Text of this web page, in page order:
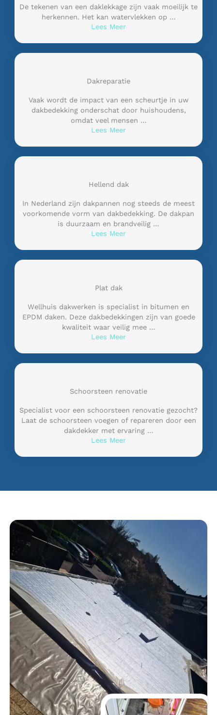
De tekenen van een daklekkage zijn vaak moeilijk te
herkennen. Het kan watervlekken op …
Lees Meer
Dakreparatie
Vaak wordt de impact van een scheurtje in uw
dakbedekking onderschat door huishoudens,
omdat veel mensen …
Lees Meer
Hellend dak
In Nederland zijn dakpannen nog steeds de meest
voorkomende vorm van dakbedekking. De dakpan
is duurzaam en brandveilig …
Lees Meer
Plat dak
Wellhuis dakwerken is specialist in bitumen en
EPDM daken. Deze dakbedekkingen zijn van goede
kwaliteit waar veilig mee …
Lees Meer
Schoorsteen renovatie
Specialist voor een schoorsteen renovatie gezocht?
Laat de schoorsteen voegen of repareren door een
dakdekker met ervaring …
Lees Meer